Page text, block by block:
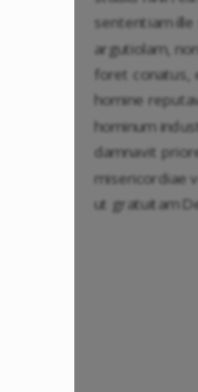
sententiam ille
argutiolam,
foret conatus,
homine
hominum
damnavit
misericordiae
ut gratuitam